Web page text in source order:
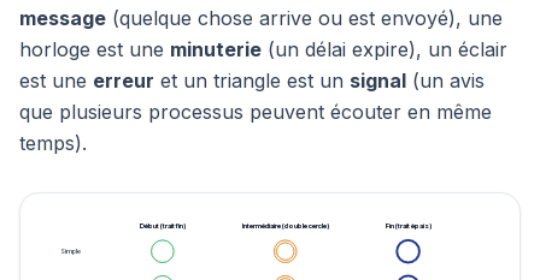
message (quelque chose arrive ou est envoyé), une
horloge est une minuterie (un délai expire), un éclair
est une erreur et un triangle est un signal (un avis
que plusieurs processus peuvent écouter en même
temps).
Début (trait fin) Intermédiaire (double cercle) Fin (trait épais)
Simple